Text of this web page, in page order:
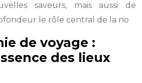
saveurs, mais aussi de
le rôle central de la no
de voyage :
des lieux